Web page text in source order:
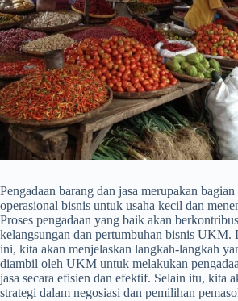
Pengadaan barang dan jasa merupakan
operasional bisnis untuk usaha kecil dan
Proses pengadaan yang baik akan
kelangsungan dan pertumbuhan bisnis UKM.
ini, kita akan menjelaskan langkah-langkah
diambil oleh UKM untuk melakukan
jasa secara efisien dan efektif. Selain itu, kita
strategi dalam negosiasi dan pemilihan